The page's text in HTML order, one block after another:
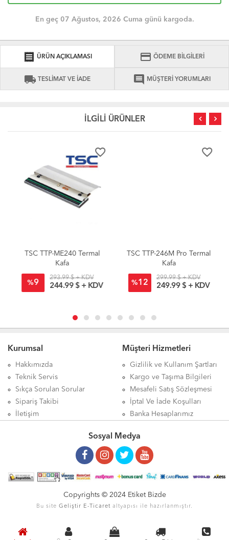
En geç 07 Ağustos, 2026 Cuma günü kargoda.
receipt ÜRÜN AÇIKLAMASI credit_card ÖDEME BİLGİLERİ
local_shipping TESLİMAT VE İADE comment MÜŞTERİ YORUMLARI
İLGİLİ ÜRÜNLER
favorite_border
TSC TTP-ME240 Termal
Kafa
%9
293.99 $ + KDV
244.99 $ + KDV
favorite_border
TSC TTP-246M Pro Termal
Kafa
%12
299.99 $ + KDV
249.99 $ + KDV
Kurumsal
Hakkımızda
Teknik Servis
Sıkça Sorulan Sorular
Sipariş Takibi
İletişim
Müşteri Hizmetleri
Gizlilik ve Kullanım Şartları
Kargo ve Taşıma Bilgileri
Mesafeli Satış Sözleşmesi
İptal Ve İade Koşulları
Banka Hesaplarımız
Sosyal Medya
Copyrights © 2024 Etiket Bizde
Bu site Geliştir E-Ticaret altyapısı ile hazırlanmıştır.